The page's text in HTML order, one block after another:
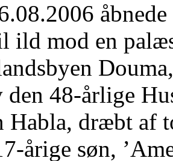
ild mod en
den 48-årlige
Habla, dræbt af
årige søn,